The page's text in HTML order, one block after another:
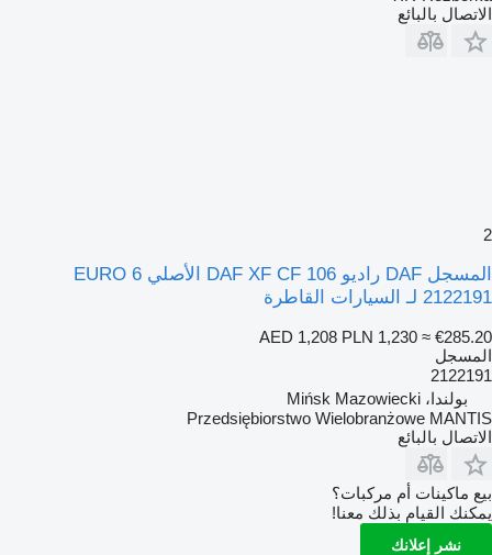
الاتصال بالبائع
2
المسجل DAF راديو DAF XF CF 106 الأصلي EURO 6
2122191 لـ السيارات القاطرة
AED 1,208 PLN 1,230 ≈ €285.20
المسجل
2122191
بولندا، Mińsk Mazowiecki
Przedsiębiorstwo Wielobranżowe MANTIS
الاتصال بالبائع
بيع ماكينات أم مركبات؟
يمكنك القيام بذلك معنا!
نشر إعلانك